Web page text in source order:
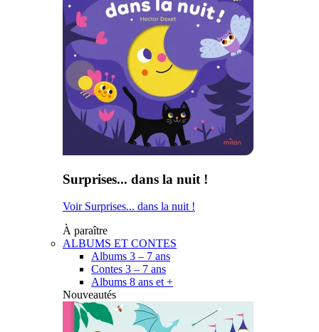
Surprises... dans la nuit !
Voir Surprises... dans la nuit !
À paraître
ALBUMS ET CONTES
Albums 3 – 7 ans
Contes 3 – 7 ans
Albums 8 ans et +
Nouveautés